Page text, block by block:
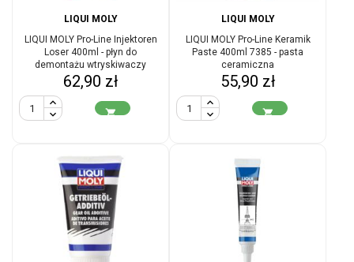
LIQUI MOLY
LIQUI MOLY Pro-Line Injektoren
Loser 400ml - płyn do
demontażu wtryskiwaczy
Cena
62,90 zł

LIQUI MOLY
LIQUI MOLY Pro-Line Keramik
Paste 400ml 7385 - pasta
ceramiczna
Cena
55,90 zł
